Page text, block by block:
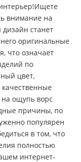
внимание на
дизайн станет
оригинальные
что означает
по
цвет,
ощупь ворс
причины, по
популярен
в том, что
полностью
интернет-